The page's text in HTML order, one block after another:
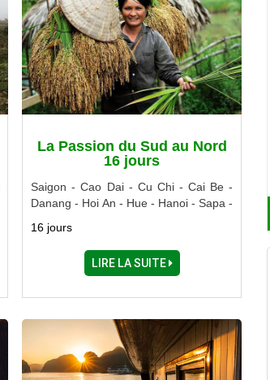
La Passion du Sud au Nord
16 jours
Saigon - Cao Dai - Cu Chi - Cai Be -
Danang - Hoi An - Hue - Hanoi - Sapa -
16 jours
LIRE LA SUITE